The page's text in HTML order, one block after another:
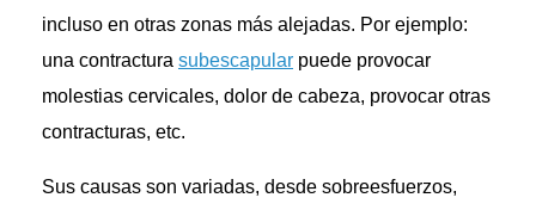
incluso en otras zonas más alejadas. Por ejemplo:
una contractura subescapular puede provocar
molestias cervicales, dolor de cabeza, provocar otras
contracturas, etc.
Sus causas son variadas, desde sobreesfuerzos,